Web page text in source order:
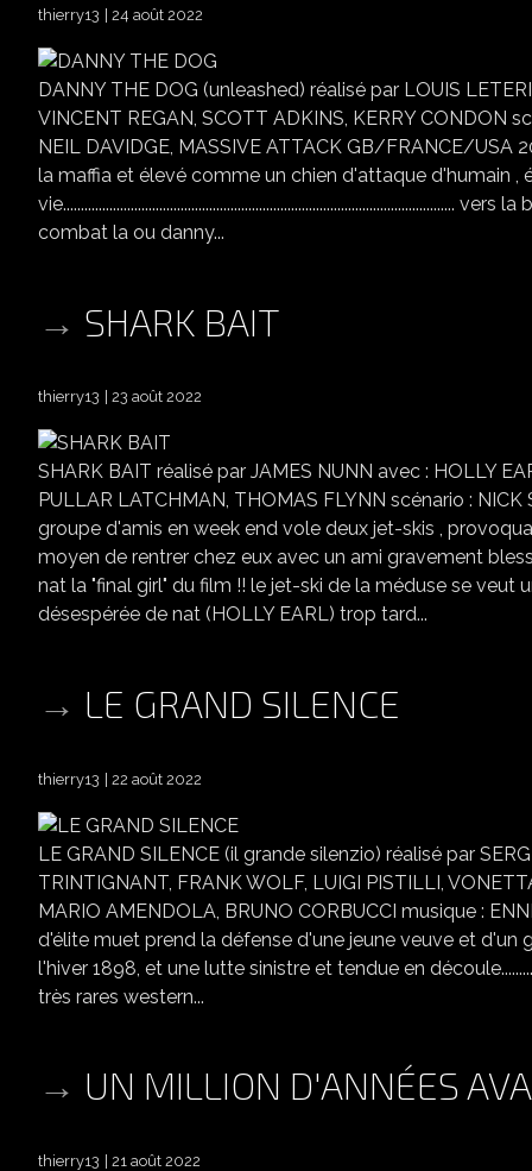
thierry13 24 août 2022
DANNY THE DOG (unleashed) réalisé par LOUIS
VINCENT REGAN, SCOTT ADKINS, KERRY CONDON
NEIL DAVIDGE, MASSIVE ATTACK GB/FRANCE/
la maffia et élevé comme un chien d'attaque d'humain
combat la ou danny...
SHARK BAIT
thierry13 23 août 2022
SHARK BAIT réalisé par JAMES NUNN avec : HOLLY
PULLAR LATCHMAN, THOMAS FLYNN scénario :
groupe d'amis en week end vole deux jet-skis ,
moyen de rentrer chez eux avec un ami gravement
nat la "final girl" du film !! le jet-ski de la méduse se
désespérée de nat (HOLLY EARL) trop tard...
LE GRAND SILENCE
thierry13 22 août 2022
LE GRAND SILENCE (il grande silenzio) réalisé par
TRINTIGNANT, FRANK WOLF, LUIGI PISTILLI,
MARIO AMENDOLA, BRUNO CORBUCCI musique :
d'élite muet prend la défense d'une jeune veuve et
l'hiver 1898, et une lutte sinistre et tendue en
très rares western...
UN MILLION D'ANNÉES
thierry13 21 août 2022